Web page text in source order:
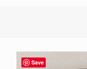
Save